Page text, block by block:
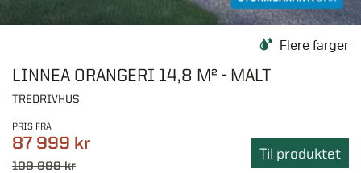
Flere farger
LINNEA ORANGERI 14,8 M² - MALT
TREDRIVHUS
PRIS FRA
87 999 kr
109 999 kr
Til produktet